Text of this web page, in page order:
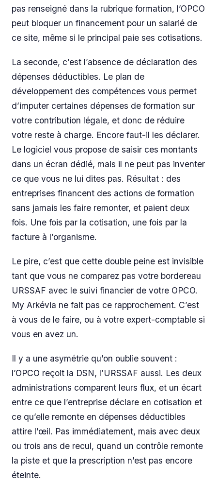
pas renseigné dans la rubrique formation, l’OPCO
peut bloquer un financement pour un salarié de
ce site, même si le principal paie ses cotisations.
La seconde, c’est l’absence de déclaration des
dépenses déductibles. Le plan de
développement des compétences vous permet
d’imputer certaines dépenses de formation sur
votre contribution légale, et donc de réduire
votre reste à charge. Encore faut-il les déclarer.
Le logiciel vous propose de saisir ces montants
dans un écran dédié, mais il ne peut pas inventer
ce que vous ne lui dites pas. Résultat : des
entreprises financent des actions de formation
sans jamais les faire remonter, et paient deux
fois. Une fois par la cotisation, une fois par la
facture à l’organisme.
Le pire, c’est que cette double peine est invisible
tant que vous ne comparez pas votre bordereau
URSSAF avec le suivi financier de votre OPCO.
My Arkévia ne fait pas ce rapprochement. C’est
à vous de le faire, ou à votre expert-comptable si
vous en avez un.
Il y a une asymétrie qu’on oublie souvent :
l’OPCO reçoit la DSN, l’URSSAF aussi. Les deux
administrations comparent leurs flux, et un écart
entre ce que l’entreprise déclare en cotisation et
ce qu’elle remonte en dépenses déductibles
attire l’œil. Pas immédiatement, mais avec deux
ou trois ans de recul, quand un contrôle remonte
la piste et que la prescription n’est pas encore
éteinte.